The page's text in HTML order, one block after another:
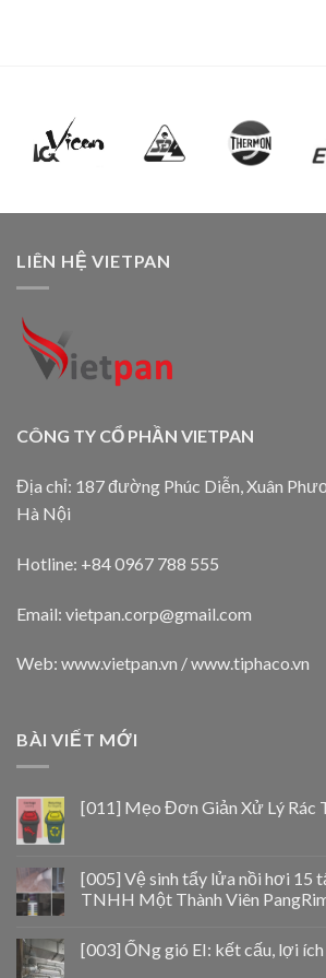
LIÊN HỆ VIETPAN
CÔNG TY CỔ PHẦN VIETPAN
Địa chỉ: 187 đường Phúc Diễn, Xuân
Hà Nội
Hotline: +84 0967 788 555
Email: vietpan.corp@gmail.com
Web: www.vietpan.vn / www.tiphaco.vn
BÀI VIẾT MỚI
[011] Mẹo Đơn Giản Xử Lý Rác
[005] Vệ sinh tẩy lửa nồi hơi 15
TNHH Một Thành Viên
[003] ỐNg gió EI: kết cấu, lợi ích